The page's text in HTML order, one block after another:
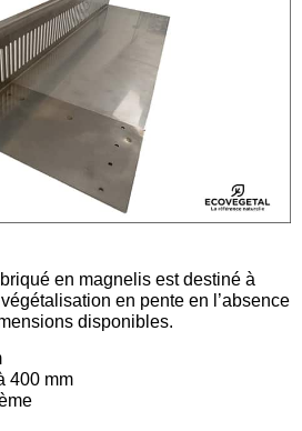
en magnelis est destiné à
en pente en l’absence
disponibles.
400 mm